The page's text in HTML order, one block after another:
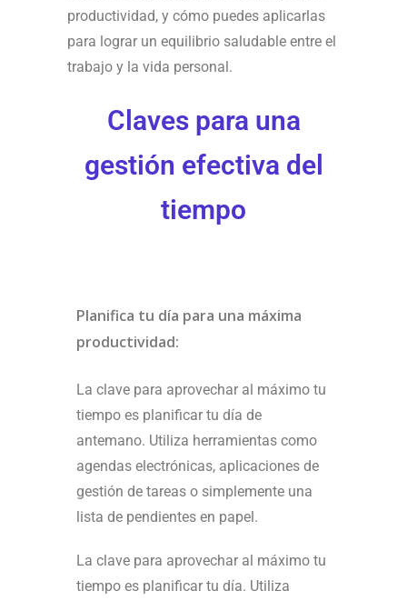
productividad, y cómo puedes aplicarlas
para lograr un equilibrio saludable entre el
trabajo y la vida personal.
Claves para una
gestión efectiva del
tiempo
Planifica tu día para una máxima
productividad:
La clave para aprovechar al máximo tu
tiempo es planificar tu día de
antemano. Utiliza herramientas como
agendas electrónicas, aplicaciones de
gestión de tareas o simplemente una
lista de pendientes en papel.
La clave para aprovechar al máximo tu
tiempo es planificar tu día. Utiliza